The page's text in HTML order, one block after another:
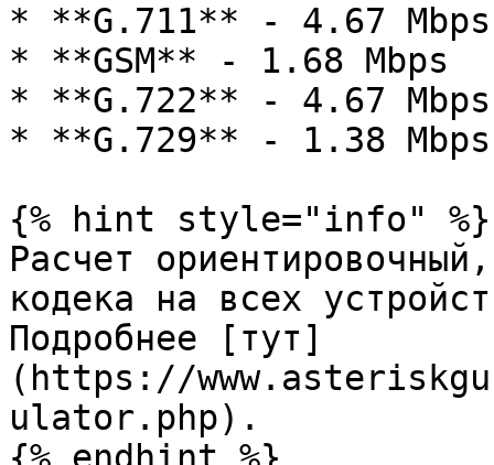
* **G.711** - 4.67 Mbps
* **GSM** - 1.68 Mbps
* **G.722** - 4.67 Mbps
* **G.729** - 1.38 Mbps
{% hint style="info" %}
Расчет
кодека на всех
Подробнее [тут]
(https://
ulator.php).